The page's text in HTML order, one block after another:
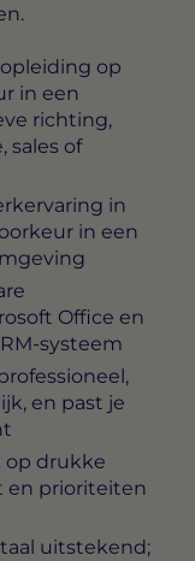
op
in een
richting,
sales of
in
in een
Office en
systeem
en past je
op drukke
en prioriteiten
uitstekend;